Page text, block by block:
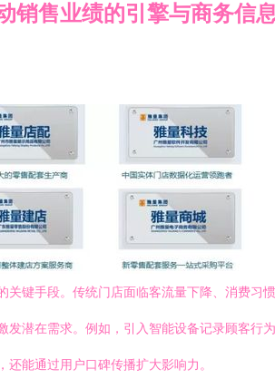
销售业绩的引擎与商务信
键手段。传统门店面临客流量下降、消费习
潜在需求。例如，引入智能设备记录顾客行
能通过用户口碑传播扩大影响力。